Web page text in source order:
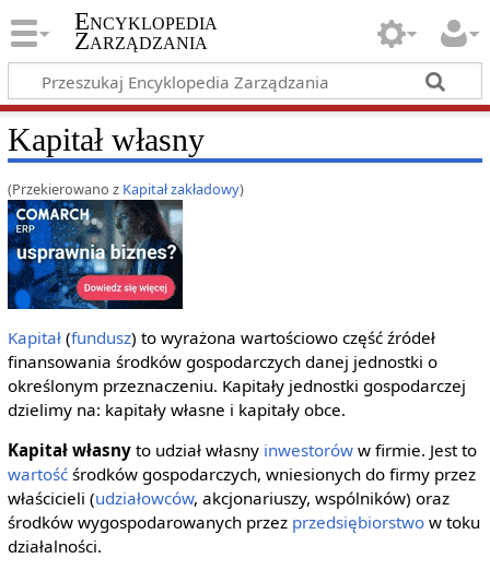
Encyklopedia
Zarządzania
Kapitał własny
(Przekierowano z Kapitał zakładowy)
Kapitał(fundusz) to wyrażona wartościowo część źródeł
finansowania środków gospodarczych danej jednostki o
określonym przeznaczeniu. Kapitały jednostki gospodarczej
dzielimy na: kapitały własne i kapitały obce.
Kapitał własnyto udział własny inwestoróww firmie. Jest to
wartośćśrodków gospodarczych, wniesionych do firmy przez
właścicieli (udziałowców, akcjonariuszy, wspólników) oraz
środków wygospodarowanych przez przedsiębiorstwow toku
działalności.